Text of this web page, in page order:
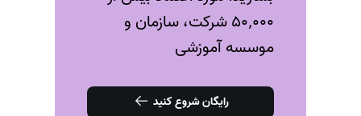
۵۰٬۰۰۰ شرکت، سازمان و
موسسه آموزشی
رایگان شروع کنید